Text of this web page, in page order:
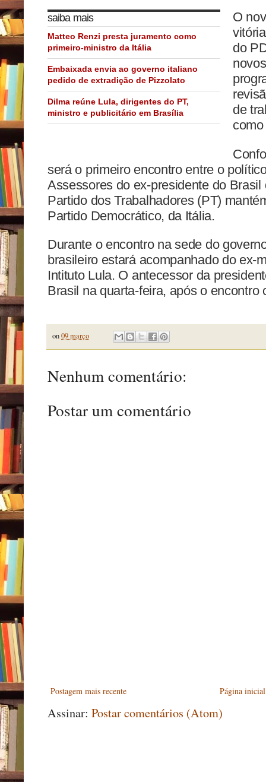
saiba mais
Matteo Renzi presta juramento como
primeiro-ministro da Itália
Embaixada envia ao governo italiano
pedido de extradição de Pizzolato
Dilma reúne Lula, dirigentes do PT,
ministro e publicitário em Brasília
O
do
de
será o primeiro encontro entre o
Assessores do ex-presidente do
Partido dos Trabalhadores (PT)
Partido Democrático, da Itália.
Durante o encontro na sede do
brasileiro estará acompanhado do ex-
Intituto Lula. O antecessor da
Brasil na quarta-feira, após o encontro
on09 março
Nenhum comentário:
Postar um comentário
Postagem mais recente Página inicial
Assinar: Postar comentários (Atom)